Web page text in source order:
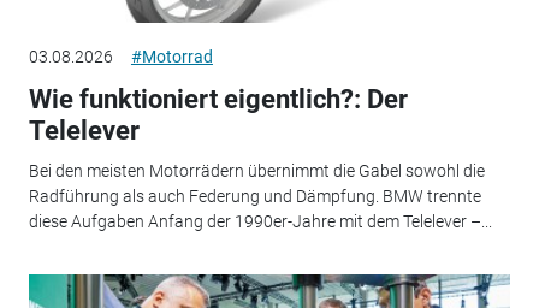
03.08.2026 #Motorrad
Wie funktioniert eigentlich?: Der
Telelever
Bei den meisten Motorrädern übernimmt die Gabel sowohl die
Radführung als auch Federung und Dämpfung. BMW trennte
diese Aufgaben Anfang der 1990er-Jahre mit dem Telelever –...